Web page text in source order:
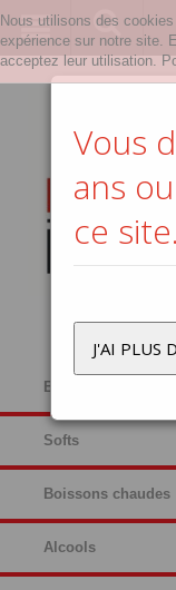
Bières
Softs
Boissons chaudes
Alcools
Vous
ans
ce site.
J'AI PLUS
Nous utilisons des
expérience sur notre site.
acceptez leur utilisation.